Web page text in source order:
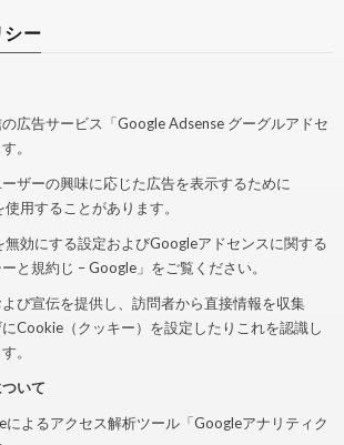
シー
広告サービス「Google Adsense グーグルアドセ
。
ザーの興味に応じた広告を表示するために
用することがあります。
効にする設定およびGoogleアドセンスに関する
と規約じ – Google」をご覧ください。
び宣伝を提供し、訪問者から直接情報を収集
Cookie（クッキー）を設定したりこれを認識し
。
いて
によるアクセス解析ツール「Googleアナリティク